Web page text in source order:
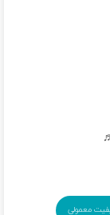
♬
معمولی